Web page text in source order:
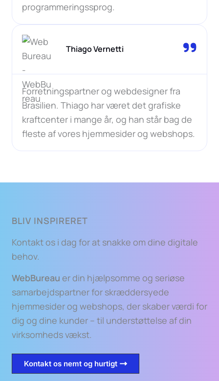
programmeringssprog.
Thiago Vernetti
Forretningspartner og webdesigner fra
Brasilien. Thiago har været det grafiske
kraftcenter i mange år, og han står bag de
fleste af vores hjemmesider og webshops.
BLIV INSPIRERET
Kontakt os i dag for at snakke om dine digitale
behov.
WebBureau er din hjælpsomme og seriøse
samarbejdspartner for skræddersyede
hjemmesider og webshops, der skaber værdi for
dig og dine kunder – til understøttelse af din
virksomheds vækst.
Kontakt os nemt og hurtigt